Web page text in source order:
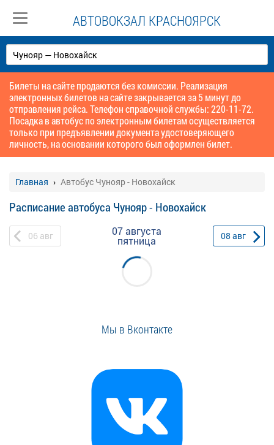
АВТОВОКЗАЛ КРАСНОЯРСК
Билеты на сайте продаются без комиссии. Реализация
электронных билетов на сайте закрывается за 5 минут до
отправления рейса. Телефон справочной службы: 220-11-72.
Посадка в автобус по электронным билетам осуществляется
только при предъявлении документа удостоверяющего
личность, на основании которого был оформлен билет.
Главная Автобус Чунояр - Новохайск
Расписание автобуса Чунояр - Новохайск
06 авг 07 августа
пятница 08 авг
Мы в Вконтакте